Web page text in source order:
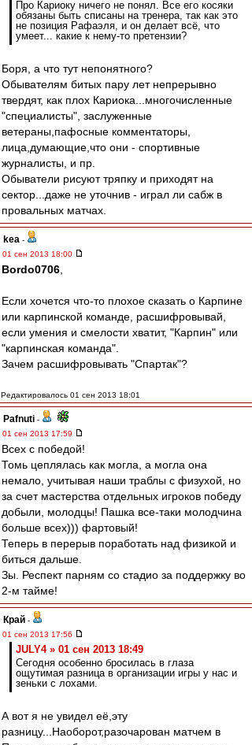
Про Кариоку ничего не понял. Все его косяки
обязаны быть списаны на тренера, так как это
не позиция Рафаэля, и он делает всё, что
умеет... какие к нему-то претензии?
Боря, а что тут непонятного?
Обывателям битых пару лет непрерывно
твердят, как плох Кариока...многочисленные
"специалисты", заслуженные
ветераны,пафосные комментаторы,
лица,думающие,что они - спортивные
журналисты, и пр.
Обыватели рисуют тряпку и приходят на
сектор...даже не уточнив - играл ли сабж в
провальных матчах.
kea -
01 сен 2013 18:00
Bordo0706
Если хочется что-то плохое сказать о Карпине
или карпинской команде, расшифровывай,
если умения и смелости хватит, "Карпин" или
"карпинская команда".
Зачем расшифровывать "Спартак"?
Редактировалось 01 сен 2013 18:01
Pafnuti -
01 сен 2013 17:59
Всех с победой!
Томь цеплялась как могла, а могла она
немало, учитывая наши траблы с физухой, но
за счет мастерства отдельных игроков победу
добыли, молодцы! Пашка все-таки молодчина
больше всех))) фартовый!
Теперь в перерыв поработать над физикой и
биться дальше.
Зы. Респект парням со стадио за поддержку во
2-м тайме!
Край -
01 сен 2013 17:56
JULY4 » 01 сен 2013 18:49
Сегодня особенно бросилась в глаза
ощутимая разница в организации игры у нас и
зеньки с лохами.
А вот я не увидел её,эту
разницу...Наоборот,разочарован матчем в